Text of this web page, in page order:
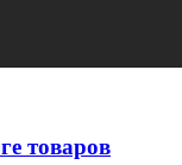
товаров